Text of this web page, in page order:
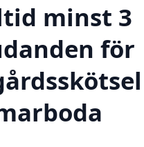
minst 3
för